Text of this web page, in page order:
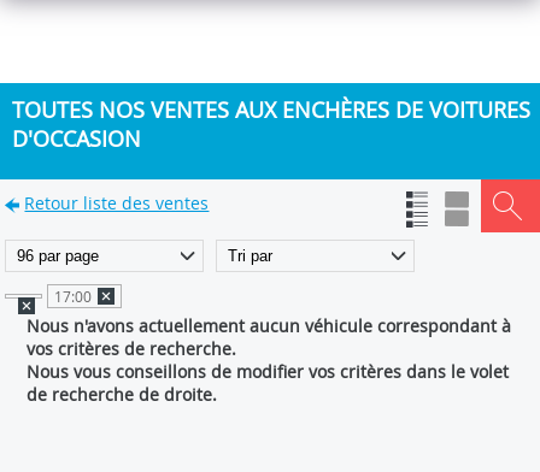
TOUTES NOS VENTES AUX ENCHÈRES DE VOITURES
D'OCCASION
Retour liste des ventes
17:00
Nous n'avons actuellement aucun véhicule correspondant à
vos critères de recherche.
Nous vous conseillons de modifier vos critères dans le volet
de recherche de droite.